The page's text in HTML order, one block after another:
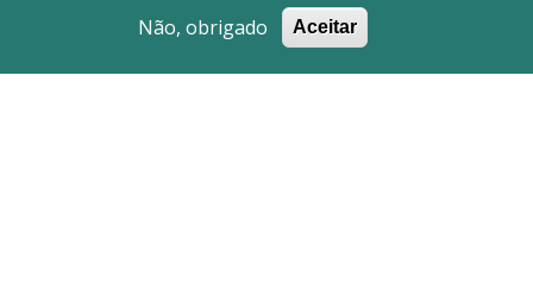
os nossos leitores se
Não, obrigado Aceitar